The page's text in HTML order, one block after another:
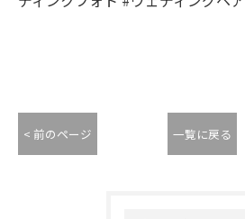
< 前のページ 一覧に戻る